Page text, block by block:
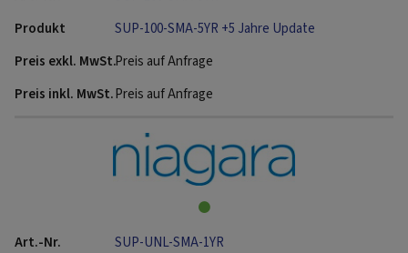
SUP-100-SMA-5YR +5 Jahre Update
Preis auf Anfrage
Preis auf Anfrage
SUP-UNL-SMA-1YR